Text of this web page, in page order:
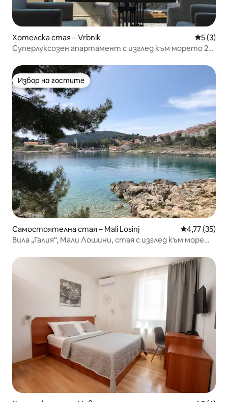
Хотелска стая – Vrbnik Средна
5 (3)
Суперлуксозен апартамент с изглед към морето 2
Избор на гостите
Избор на гостите
Самостоятелна стая – Mali Losinj Средна
4,77 (35)
Вила „Галия“, Мали Лошини, стая с изглед към морето